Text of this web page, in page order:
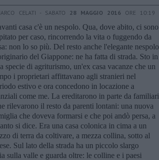
CELATI - SABATO 28 MAGGIO 2016 ORE 10:19
casa c'è un nespolo. Qua, dove abito, ci sono
per caso, rincorrendo la vita o fuggendo da
non lo so più. Del resto anche l'elegante nespolo
del Giappone: ne ha fatta di strada. Sto in
specie di agriturismo, un'ex casa vacanze che un
i proprietari affittavano agli stranieri nel
estivo e ora concedono in locazione a
come me. La ereditarono in parte da familiari
rilevarono il resto da parenti lontani: una nuova
che doveva formarsi e che poi andò persa, a
si dice. Era una casa colonica in cima a un
di terra da coltivare, a mezza collina, sotto al
Sul lato della strada ha un piccolo slargo
sulla valle e guarda oltre: le colline e i paesi